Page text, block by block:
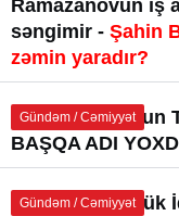
Ramazanovun iş
səngimir - Şahin
zəmin yaradır?
Gündəm / Cəmiyyət
Şahin Bağırovun
BAŞQA ADI
Gündəm / Cəmiyyət
Balakən